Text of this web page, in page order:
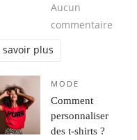
une voiture
Aucun
commentaire
savoir plus
MODE
Comment
personnaliser
des t-shirts​ ?